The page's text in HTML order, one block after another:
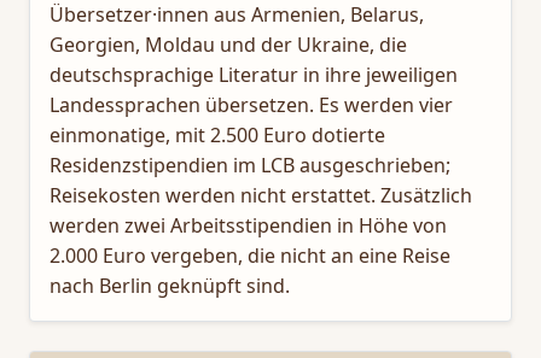
Übersetzer·innen aus Armenien, Belarus,
Georgien, Moldau und der Ukraine, die
deutschsprachige Literatur in ihre jeweiligen
Landessprachen übersetzen. Es werden vier
einmonatige, mit 2.500 Euro dotierte
Residenzstipendien im LCB ausgeschrieben;
Reisekosten werden nicht erstattet. Zusätzlich
werden zwei Arbeitsstipendien in Höhe von
2.000 Euro vergeben, die nicht an eine Reise
nach Berlin geknüpft sind.